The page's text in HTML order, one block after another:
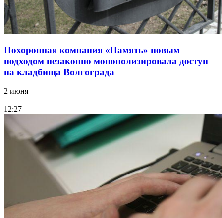
Похоронная компания «Память» новым
подходом незаконно монополизировала доступ
на кладбища Волгограда
2 июня
12:27